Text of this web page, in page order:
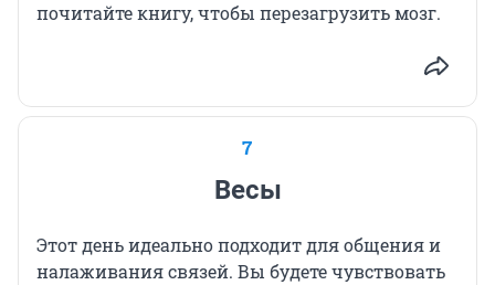
почитайте книгу, чтобы перезагрузить мозг.
7
Весы
Этот день идеально подходит для общения и
налаживания связей. Вы будете чувствовать